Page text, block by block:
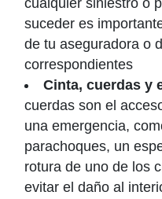
cualquier siniestro o
suceder es
de tu aseguradora o
correspondientes
Cinta, cuerdas y
cuerdas son el
una emergencia,
parachoques, un
rotura de uno de los
evitar el daño al